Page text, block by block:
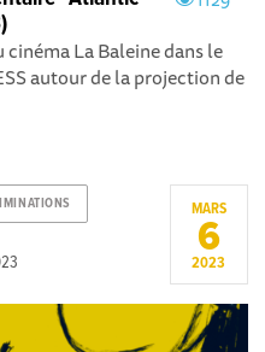
La Baleine dans le
autour de la projection de
MARS
6
2023